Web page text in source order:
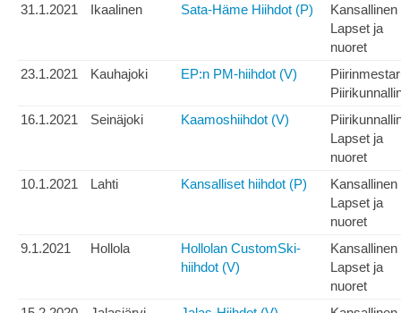
31.1.2021
Ikaalinen Sata-Häme Hiihdot (P)
Kansallinen
Lapset ja
nuoret
23.1.2021
Kauhajoki EP:n PM-hiihdot (V)
16.1.2021
Seinäjoki Kaamoshiihdot (V)
Lapset ja
nuoret
10.1.2021
Lahti Kansalliset hiihdot (P)
Kansallinen
Lapset ja
nuoret
9.1.2021
Hollola
Hollolan CustomSki-
hiihdot (V)
Kansallinen
Lapset ja
nuoret